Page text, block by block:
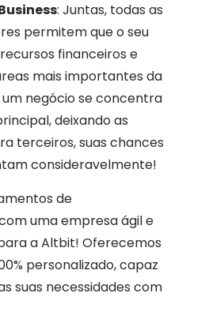
: Juntas, todas as
permitem que o seu
financeiros e
mais importantes da
negócio se concentra
deixando as
terceiros, suas chances
consideravelmente!
de
uma empresa ágil e
a Altbit! Oferecemos
personalizado, capaz
suas necessidades com